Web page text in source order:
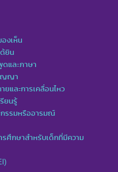
งเห็น
ยิน
และภาษา
ญญา
ยและการเคลื่อนไหว
ยนรู้
รรมหรืออารมณ์
รศึกษาสำหรับเด็กที่มีความ